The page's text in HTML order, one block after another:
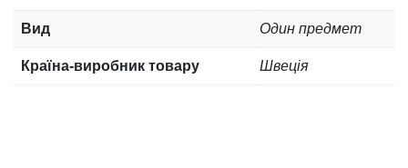
Вид Один предмет
Країна-виробник товару Швеція